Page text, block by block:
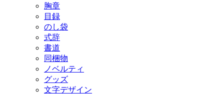
胸章
目録
のし袋
式辞
書道
同梱物
ノベルティ
グッズ
文字デザイン